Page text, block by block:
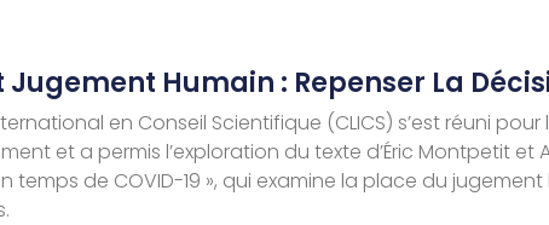
Jugement Humain : Repenser La
en Conseil Scientifique (CLICS) s’est réuni
et a permis l’exploration du texte d’Éric Montpetit
temps de COVID-19 », qui examine la place du